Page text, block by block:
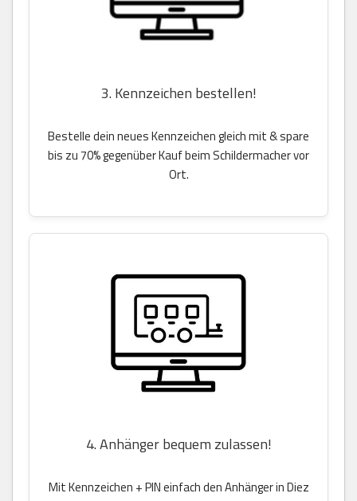
3. Kennzeichen bestellen!
Bestelle dein neues Kennzeichen gleich mit & spare
bis zu 70% gegenüber Kauf beim Schildermacher vor
Ort.
4. Anhänger bequem zulassen!
Mit Kennzeichen + PIN einfach den Anhänger in Diez